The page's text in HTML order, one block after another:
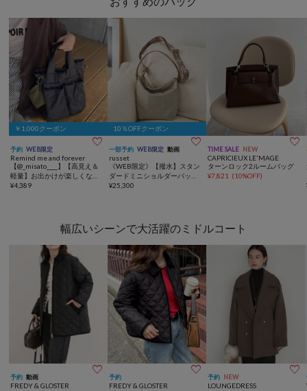
￥1,000クーポン
予約 WEB限定 
Remind me and forever
【@_misato____】【高見え＆
軽量】お出かけが楽しくな
る！上品ママの相棒2WAYマ
¥4,389
10％OFFクーポン
一部予約 WEB限定 動画 
russet
《WEB限定》【撥水】スタン
ダードミニショルダーバッグ
<コーデュラナイロン>
¥25,300
TIME SALE NEW 
CAPRICIEUX LE'MAGE
ターンロック2ルームバッグ
¥7,821 (10%OFF)
幅広いシーンで大活躍のミドルコート
予約 動画 
FREDY & GLOSTER
予約 
FREDY & GLOSTER
予約 NEW 
LOUNGEDRESS